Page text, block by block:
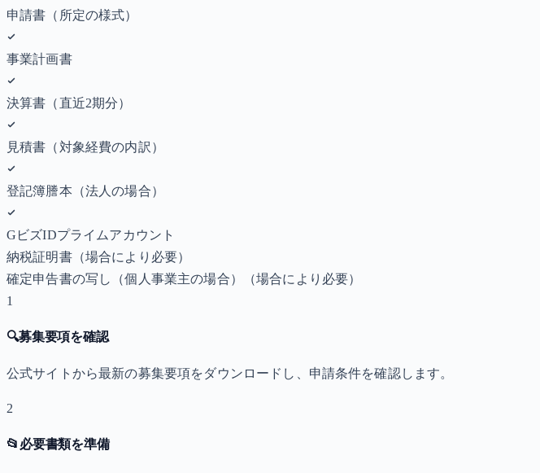
申請書（所定の様式）
事業計画書
決算書（直近2期分）
見積書（対象経費の内訳）
登記簿謄本（法人の場合）
GビズIDプライムアカウント
納税証明書（場合により必要）
確定申告書の写し（個人事業主の場合）
（場合により必要）
1
🔍募集要項を確認
公式サイトから最新の募集要項をダウンロードし、申請条件を確認します。
2
📂 必要書類を準備